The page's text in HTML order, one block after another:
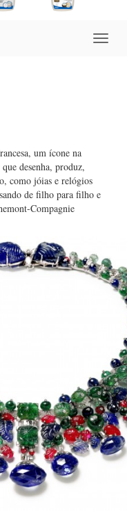
Toggle
um ícone na
desenha, produz,
como jóias e relógios
de filho para filho e
Compagnie